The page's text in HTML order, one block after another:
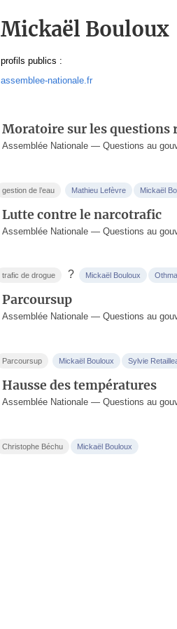
Mickaël Bouloux
profils publics :
assemblee-nationale.fr
Moratoire sur les questions
Assemblée Nationale — Questions au
gestion de l’eau Mathieu Lefèvre Mickaël
Lutte contre le narcotrafic
Assemblée Nationale — Questions au
trafic de drogue ? Mickaël Bouloux
Parcoursup
Assemblée Nationale — Questions au
Parcoursup Mickaël Bouloux Sylvie
Hausse des températures
Assemblée Nationale — Questions au
Christophe Béchu Mickaël Bouloux